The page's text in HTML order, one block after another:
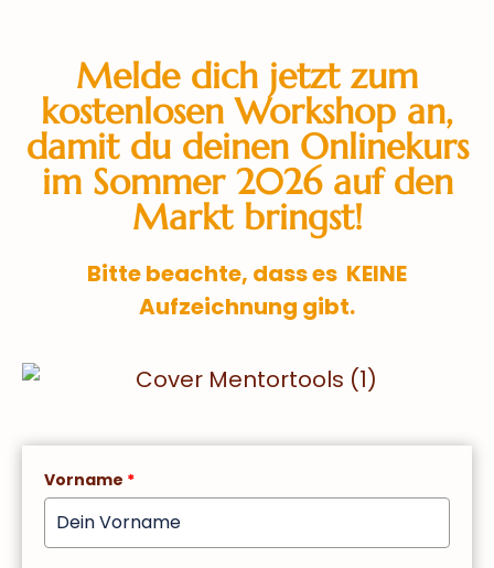
Melde dich jetzt zum
kostenlosen Workshop an,
damit du deinen Onlinekurs
im Sommer 2026 auf den
Markt bringst!
Bitte beachte, dass es KEINE
Aufzeichnung gibt.
Vorname *